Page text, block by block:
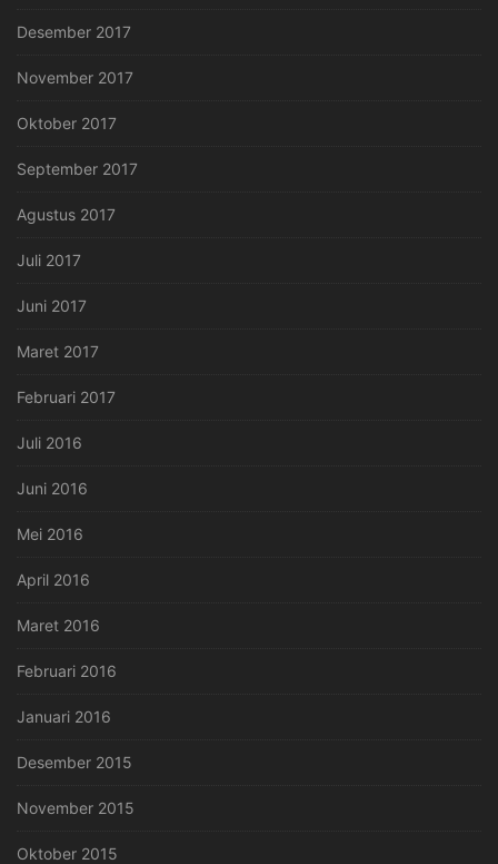
Desember 2017
November 2017
Oktober 2017
September 2017
Agustus 2017
Juli 2017
Juni 2017
Maret 2017
Februari 2017
Juli 2016
Juni 2016
Mei 2016
April 2016
Maret 2016
Februari 2016
Januari 2016
Desember 2015
November 2015
Oktober 2015